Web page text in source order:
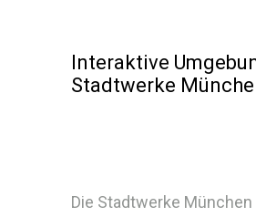
Interaktive
Stadtwerke
Die Stadtwerke